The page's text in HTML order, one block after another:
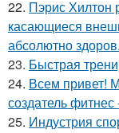
22. Пэрис Хилтон
касающиеся
абсолютно здоров.
23. Быстрая
24. Всем привет!
создатель фитнес
25. Индустрия